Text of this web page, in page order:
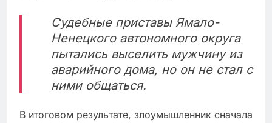
Судебные приставы Ямало-
Ненецкого автономного округа
пытались выселить мужчину из
аварийного дома, но он не стал с
ними общаться.
В итоговом результате, злоумышленник сначала